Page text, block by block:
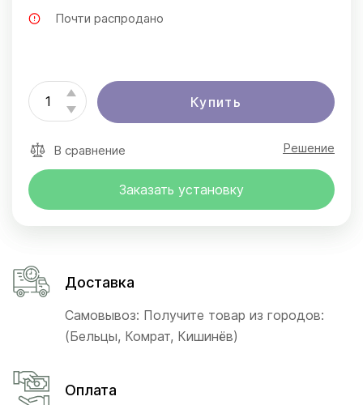
Почти распродано
Купить
В сравнение Решение
Заказать установку
Доставка
Самовывоз: Получите товар из городов:
(Бельцы, Комрат, Кишинёв)
Оплата